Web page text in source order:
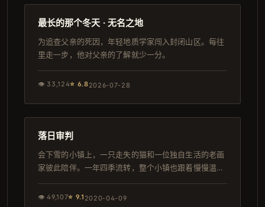
杜比
最长的那个冬天 · 无名之地
为追查父亲的死因，年轻地质学家闯入封闭山区。每往
里走一步，他对父亲的了解就少一分。
👁 33,124⭐ 6.82026-07-28
热播
165分钟
落日审判
会下雪的小镇上，一只走失的猫和一位独自生活的老画
家彼此陪伴。一年四季流转，整个小镇也跟着慢慢温暖
👁49,107⭐ 9.1 2020-04-09